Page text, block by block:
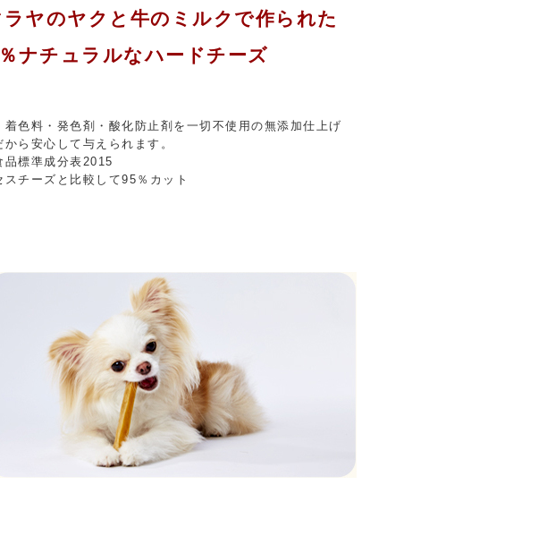
ラヤのヤクと牛のミルクで作られた
ナチュラルなハードチーズ
着色料・発色剤・酸化防止剤を一切不使用の無添加仕上げ
から安心して与えられます。
標準成分表2015
チーズと比較して95％カット